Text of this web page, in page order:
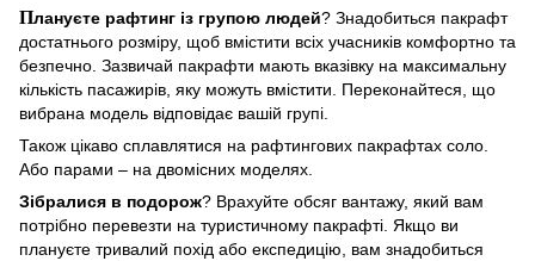
Плануєте рафтинг із групою людей? Знадобиться пакрафт
достатнього розміру, щоб вмістити всіх учасників комфортно та
безпечно. Зазвичай пакрафти мають вказівку на максимальну
кількість пасажирів, яку можуть вмістити. Переконайтеся, що
вибрана модель відповідає вашій групі.
Також цікаво сплавлятися на рафтингових пакрафтах соло.
Або парами – на двомісних моделях.
Зібралися в подорож? Врахуйте обсяг вантажу, який вам
потрібно перевезти на туристичному пакрафті. Якщо ви
плануєте тривалий похід або експедицію, вам знадобиться